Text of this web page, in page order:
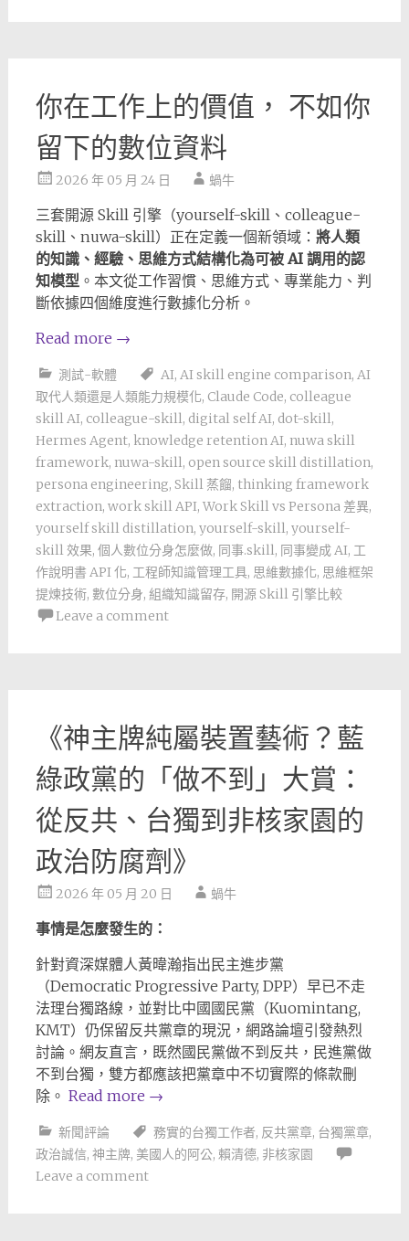
你在工作上的價值， 不如你
留下的數位資料
2026 年 05 月 24 日 蝸牛
三套開源 Skill 引擎（yourself-skill、colleague-
skill、nuwa-skill）正在定義一個新領域： 將人類
的知識、經驗、思維方式結構化為可被 AI 調用的認
知模型。本文從工作習慣、思維方式、專業能力、判
斷依據四個維度進行數據化分析。
Read more →
測試-軟體 AI, AI skill engine comparison, AI
取代人類還是人類能力規模化, Claude Code, colleague
skill AI, colleague-skill, digital self AI, dot-skill,
Hermes Agent, knowledge retention AI, nuwa skill
framework, nuwa-skill, open source skill distillation,
persona engineering, Skill 蒸餾, thinking framework
extraction, work skill API, Work Skill vs Persona 差異,
yourself skill distillation, yourself-skill, yourself-
skill 效果, 個人數位分身怎麼做, 同事.skill, 同事變成 AI, 工
作說明書 API 化, 工程師知識管理工具, 思維數據化, 思維框架
提煉技術, 數位分身, 組織知識留存, 開源 Skill 引擎比較
Leave a comment
《神主牌純屬裝置藝術？藍
綠政黨的「做不到」大賞：
從反共、台獨到非核家園的
政治防腐劑》
2026 年 05 月 20 日 蝸牛
事情是怎麼發生的：
針對資深媒體人黃暐瀚指出民主進步黨
（Democratic Progressive Party, DPP）早已不走
法理台獨路線，並對比中國國民黨（Kuomintang,
KMT）仍保留反共黨章的現況，網路論壇引發熱烈
討論。網友直言，既然國民黨做不到反共，民進黨做
不到台獨，雙方都應該把黨章中不切實際的條款刪
除。 Read more →
新聞評論 務實的台獨工作者, 反共黨章, 台獨黨章,
政治誠信, 神主牌, 美國人的阿公, 賴清德, 非核家園
Leave a comment